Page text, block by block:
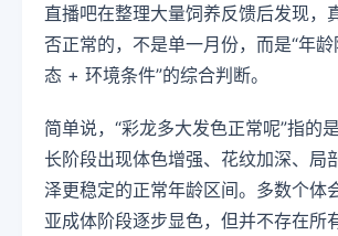
直播吧在整理大量饲养反馈后发现，
否正常的，不是单一月份，而是“年
态 + 环境条件”的综合判断。
简单说，“彩龙多大发色正常呢”指的
长阶段出现体色增强、花纹加深、局
泽更稳定的正常年龄区间。多数个体
亚成体阶段逐步显色，但并不存在所